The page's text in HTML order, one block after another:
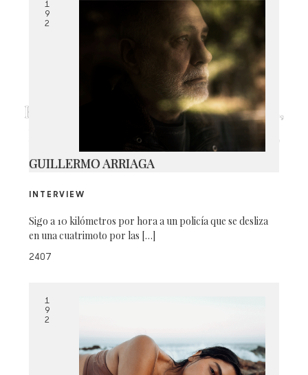
EDITED IN TEZZA WITH: VINTAGE,
BRILLO, CONTRASTE, SOMBRAS,
& LUCES
1
9
2
GUILLERMO ARRIAGA
INTERVIEW
Sigo a 10 kilómetros por hora a un policía que se desliza
en una cuatrimoto por las […]
2407
1
9
2